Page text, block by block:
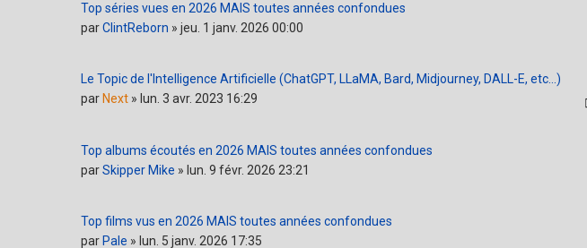
Top séries vues en 2026 MAIS toutes années confondues
parClintReborn » jeu. 1 janv. 2026 00:00
Le Topic de l'Intelligence Artificielle (ChatGPT, LLaMA, Bard, Midjourney, DALL-E, etc...)
par Next » lun. 3 avr. 2023 16:29
Top albums écoutés en 2026 MAIS toutes années confondues
parSkipper Mike » lun. 9 févr. 2026 23:21
Top films vus en 2026 MAIS toutes années confondues
par Pale » lun. 5 janv. 2026 17:35